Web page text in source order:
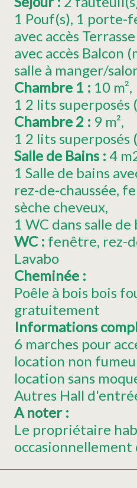
1 Pouf(s) 1 porte-
avec accès Terrasse
avec accès Balcon
salle à manger/
Chambre 1 : 10 m²
1 2 lits superposés
Chambre 2 : 9 m²
1 2 lits superposés
Salle de Bains : 4
1 Salle de bains
rez-de-chaussée
sèche cheveux
1 WC dans salle de
WC : fenêtre rez-
Lavabo
Cheminée :
Poêle à bois bois
gratuitement
Informations
6 marches pour
location non
location sans
Autres Hall
A noter :
Le propriétaire
occasionnellement